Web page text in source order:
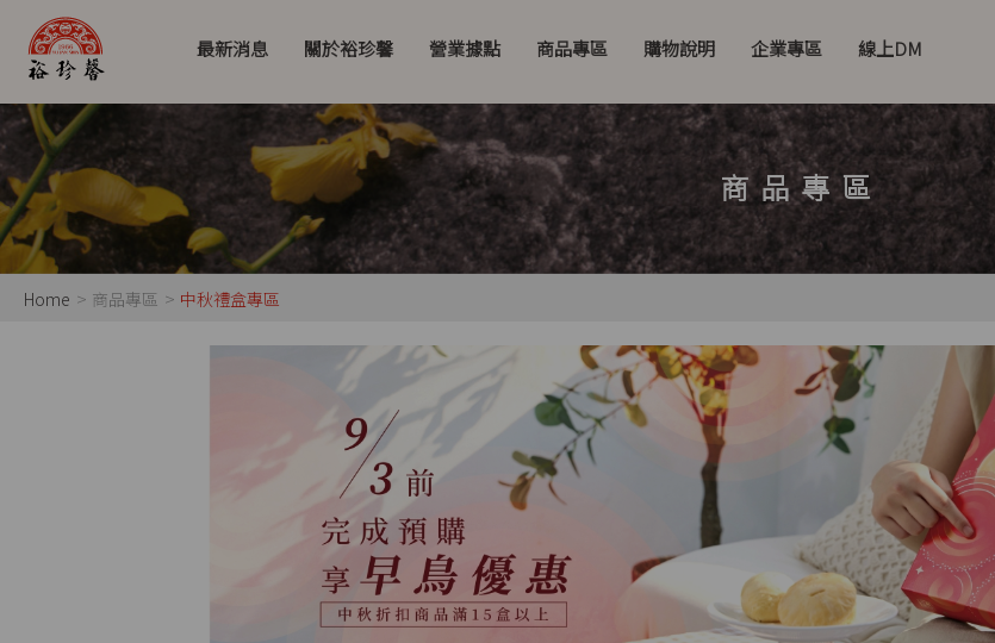
最新消息 關於裕珍馨 營業據點 商品專區 購物說明 企業專區 線上DM
商品專區
Home 商品專區 中秋禮盒專區